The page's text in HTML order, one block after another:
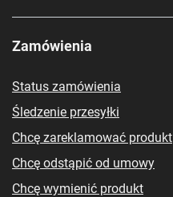
Zamówienia
Status zamówienia
Śledzenie przesyłki
Chcę zareklamować produkt
Chcę odstąpić od umowy
Chcę wymienić produkt